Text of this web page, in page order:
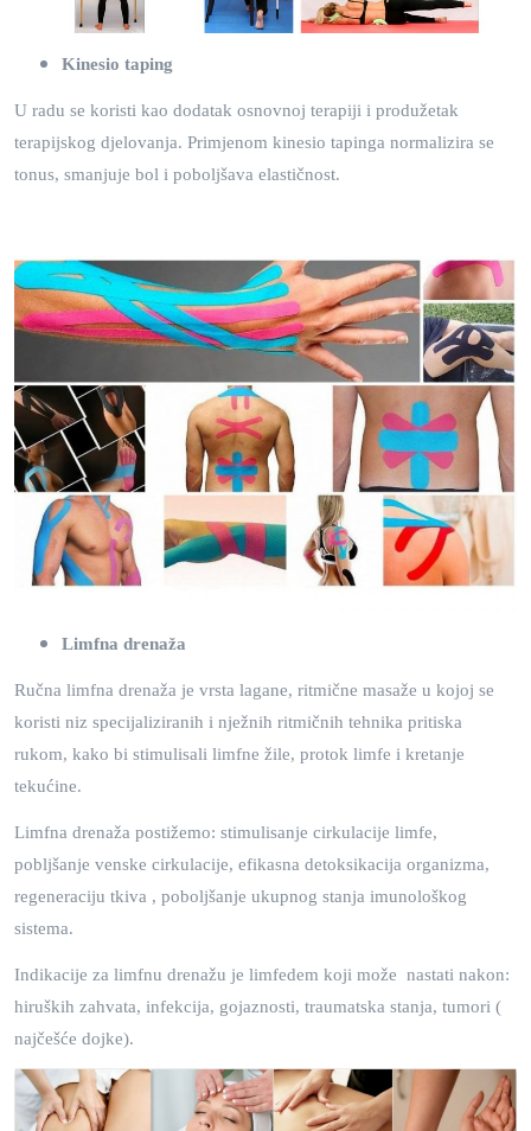
Kinesio taping
U radu se koristi kao dodatak osnovnoj terapiji i produžetak
terapijskog djelovanja. Primjenom kinesio tapinga normalizira se
tonus, smanjuje bol i poboljšava elastičnost.
Limfna drenaža
Ručna limfna drenaža je vrsta lagane, ritmične masaže u kojoj se
koristi niz specijaliziranih i nježnih ritmičnih tehnika pritiska
rukom, kako bi stimulisali limfne žile, protok limfe i kretanje
tekućine.
Limfna drenaža postižemo: stimulisanje cirkulacije limfe,
pobljšanje venske cirkulacije, efikasna detoksikacija organizma,
regeneraciju tkiva , poboljšanje ukupnog stanja imunološkog
sistema.
Indikacije za limfnu drenažu je limfedem koji može nastati nakon:
hiruških zahvata, infekcija, gojaznosti, traumatska stanja, tumori (
najčešće dojke).